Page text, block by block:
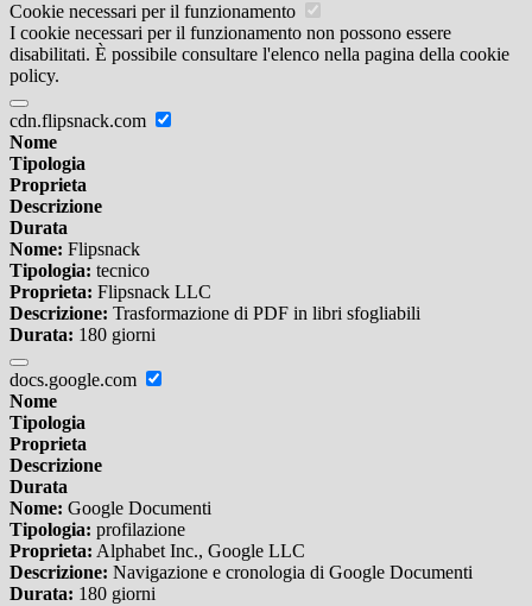
Cookie necessari per il funzionamento
I cookie necessari per il funzionamento non possono essere
disabilitati. È possibile consultare l'elenco nella pagina della cookie
policy.
cdn.flipsnack.com
Nome
Tipologia
Proprieta
Descrizione
Durata
Nome: Flipsnack
Tipologia: tecnico
Proprieta: Flipsnack LLC
Descrizione: Trasformazione di PDF in libri sfogliabili
Durata: 180 giorni
docs.google.com
Nome
Tipologia
Proprieta
Descrizione
Durata
Nome: Google Documenti
Tipologia: profilazione
Proprieta: Alphabet Inc., Google LLC
Descrizione: Navigazione e cronologia di Google Documenti
Durata: 180 giorni